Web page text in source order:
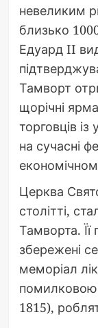
невеликим
близько
Едуард II
Тамворт
щорічні
торговців із
на сучасні
Церква
столітті,
Тамворта. Її
збережені
меморіал
помилковою
1815),